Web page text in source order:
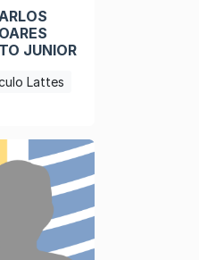
JUNIOR
Lattes